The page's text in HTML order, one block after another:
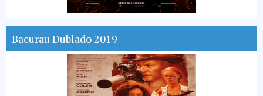
Bacurau Dublado 2019